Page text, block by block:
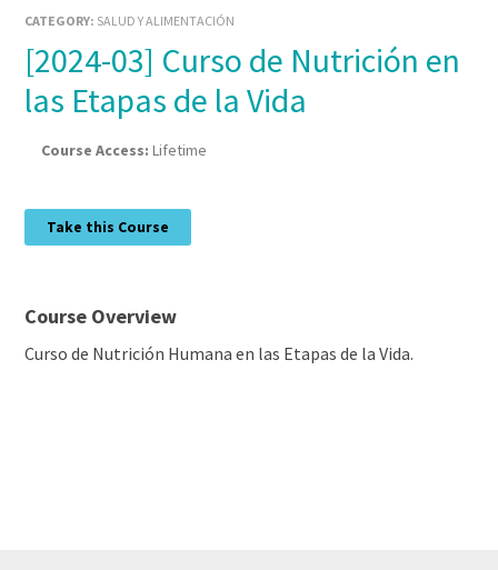
CATEGORY: SALUD Y ALIMENTACIÓN
[2024-03] Curso de Nutrición en
las Etapas de la Vida
Course Access:Lifetime
Take this Course
Course Overview
Curso de Nutrición Humana en las Etapas de la Vida.